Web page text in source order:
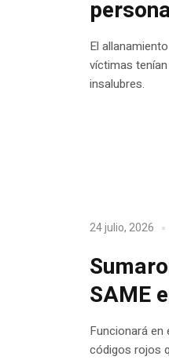
El
víctimas
insalubres.
24 julio, 2026
SAME
Funcionará
códigos rojos